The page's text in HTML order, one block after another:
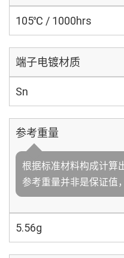
105℃ / 1000hrs
端子电镀材质
Sn
参考重量
根据标准材料构成计算
参考重量并非是保证值
5.56g